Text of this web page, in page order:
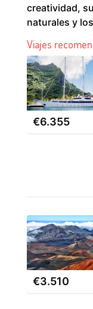
creatividad,
naturales y
Viajes
€6.355
€3.510